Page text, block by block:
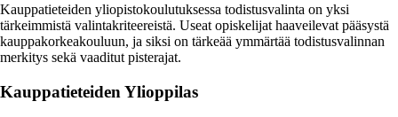
Kauppatieteiden yliopistokoulutuksessa todistusvalinta on yksi
tärkeimmistä valintakriteereistä. Useat opiskelijat haaveilevat pääsystä
kauppakorkeakouluun, ja siksi on tärkeää ymmärtää todistusvalinnan
merkitys sekä vaaditut pisterajat.
Kauppatieteiden Ylioppilas